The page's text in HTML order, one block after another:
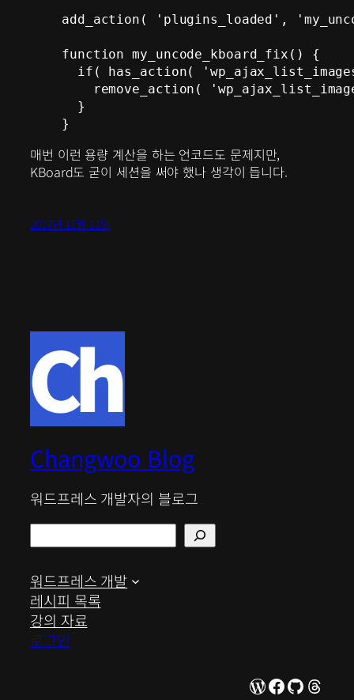
add_action( 'plugins_loaded',
function my_uncode_kboard_fix() {
if( has_action(
remove_action(
  }
}
매번 이런 용량 계산을 하는 언코드도 문제지만,
KBoard도 굳이 세션을 써야 했나 생각이 듭니다.
2017년 11월 11일
Changwoo Blog
워드프레스 개발자의 블로그
색
워드프레스 개발
레시피 목록
강의 자료
로그인
WordPress
Facebook
GitHub